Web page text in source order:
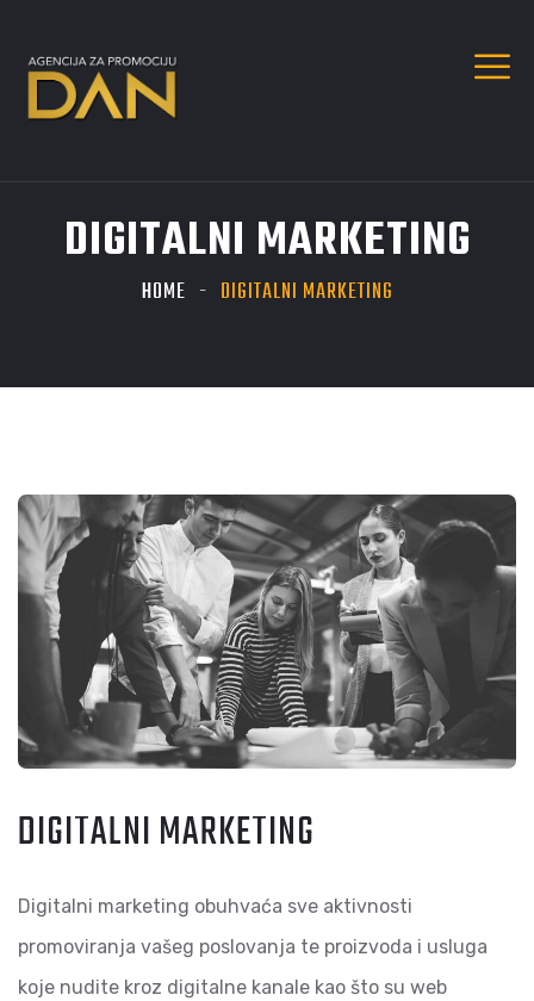
DIGITALNI MARKETING
HOME DIGITALNI MARKETING
DIGITALNI MARKETING
Digitalni marketing obuhvaća sve aktivnosti
promoviranja vašeg poslovanja te proizvoda i usluga
koje nudite kroz digitalne kanale kao što su web